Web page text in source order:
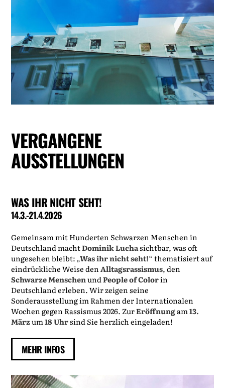
VERGANGENE
AUSSTELLUNGEN
WAS IHR NICHT SEHT!
14.3.-21.4.2026
Gemeinsam mit Hunderten Schwarzen Menschen in
Deutschland machtDominik Luchasichtbar, was oft
ungesehen bleibt: „Was ihr nicht seht!“ thematisiert auf
eindrückliche Weise den Alltagsrassismus, den
Schwarze MenschenundPeople of Colorin
Deutschland erleben. Wir zeigen seine
Sonderausstellung im Rahmen der Internationalen
Wochen gegen Rassismus 2026. ZurEröffnungam13.
Märzum18 Uhrsind Sie herzlich eingeladen!
MEHR INFOS